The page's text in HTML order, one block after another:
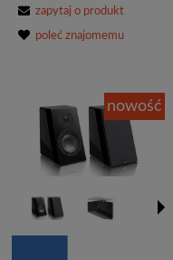
zapytaj o produkt
poleć znajomemu
nowość